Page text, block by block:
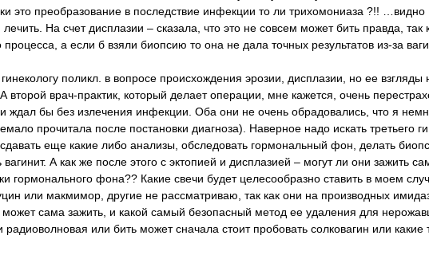
это преобразование в последствие инфекции то ли трихомониаза ?!! …видно
На счет дисплазии – сказала, что это не совсем может бить правда, так
а если б взяли биопсию то она не дала точных результатов из-за
поликл. в вопросе происхождения эрозии, дисплазии, но ее взгляды
врач-практик, который делает операции, мне кажется, очень
бы без излечения инфекции. Оба они не очень обрадовались, что я
прочитала после постановки диагноза). Наверное надо искать третьего
еще какие либо анализы, обследовать гормональный фон, делать
А как же после этого с эктопией и дисплазией – могут ли они зажить
гормонального фона?? Какие свечи будет целесообразно ставить в моем
или макмимор, другие не рассматриваю, так как они на производных
сама зажить, и какой самый безопасный метод ее удаления для
или бить может сначала стоит пробовать солковагин или какие